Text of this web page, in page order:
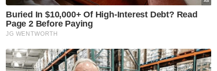
Orang Asli